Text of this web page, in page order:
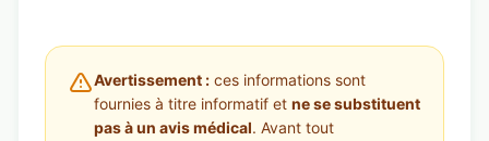
Avertissement : ces informations sont
fournies à titre informatif et ne se substituent
pas à un avis médical. Avant tout